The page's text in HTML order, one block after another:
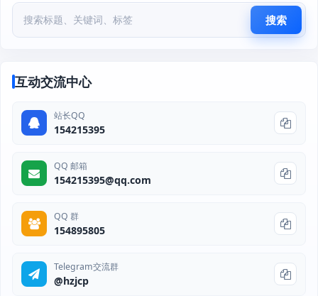
搜索
互动交流中心
站长QQ
154215395
QQ 邮箱
154215395@qq.com
QQ 群
154895805
Telegram交流群
@hzjcp